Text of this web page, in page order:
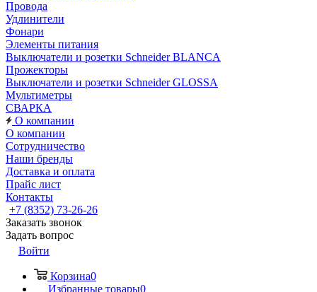
Провода
Удлинители
Фонари
Элементы питания
Выключатели и розетки Schneider BLANCA
Прожекторы
Выключатели и розетки Schneider GLOSSA
Мультиметры
СВАРКА
О компании
О компании
Сотрудничество
Наши бренды
Доставка и оплата
Прайс лист
Контакты
+7 (8352) 73-26-26
Заказать звонок
Задать вопрос
Войти
Корзина0
Избранные товары0